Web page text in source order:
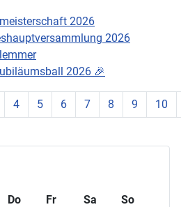
2026
2026
2026 🎉
Seite 1 von 71
4 5 6 7 8 9 10
Do Fr Sa
So